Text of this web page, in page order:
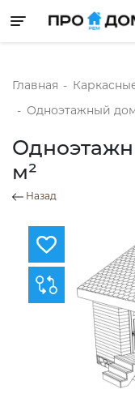
Toggle navigation
Главная -
- Одноэтажный
м²
Назад